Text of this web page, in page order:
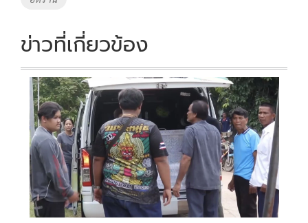
ข่าวที่เกี่ยวข้อง